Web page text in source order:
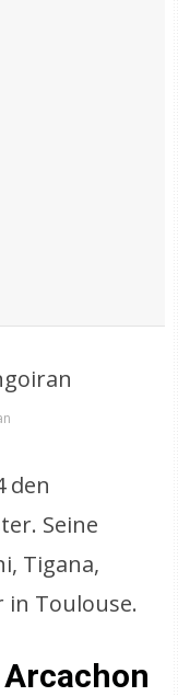
den
Seine
Tigana,
in Toulouse.